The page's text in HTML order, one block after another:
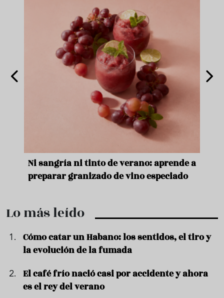
Ni sangría ni tinto de verano: aprende a
preparar granizado de vino especiado
Lo más leído
Cómo catar un Habano: los sentidos, el tiro y
la evolución de la fumada
El café frío nació casi por accidente y ahora
es el rey del verano